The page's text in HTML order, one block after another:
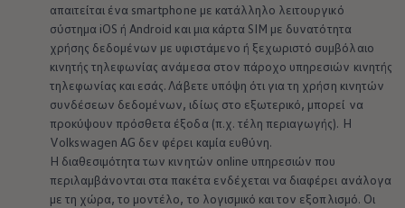
απαιτείται ένα smartphone με κατάλληλο λειτουργικό
σύστημα iOS ή Android και μια κάρτα SIM με δυνατότητα
χρήσης δεδομένων με υφιστάμενο ή ξεχωριστό συμβόλαιο
κινητής τηλεφωνίας ανάμεσα στον πάροχο υπηρεσιών κινητής
τηλεφωνίας και εσάς. Λάβετε υπόψη ότι για τη χρήση κινητών
συνδέσεων δεδομένων, ιδίως στο εξωτερικό, μπορεί να
προκύψουν πρόσθετα έξοδα (π.χ. τέλη περιαγωγής). Η
Volkswagen AG δεν φέρει καμία ευθύνη.
Η διαθεσιμότητα των κινητών online υπηρεσιών που
περιλαμβάνονται στα πακέτα ενδέχεται να διαφέρει ανάλογα
με τη χώρα, το μοντέλο, το λογισμικό και τον εξοπλισμό. Οι